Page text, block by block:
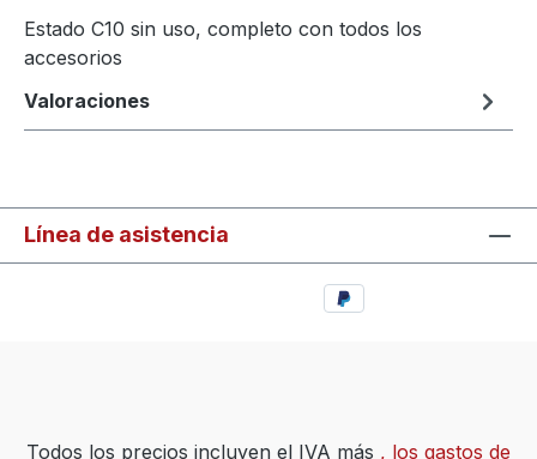
Estado C10 sin uso, completo con todos los
accesorios
Valoraciones
Línea de asistencia
Todos los precios incluyen el IVA más , los gastos de